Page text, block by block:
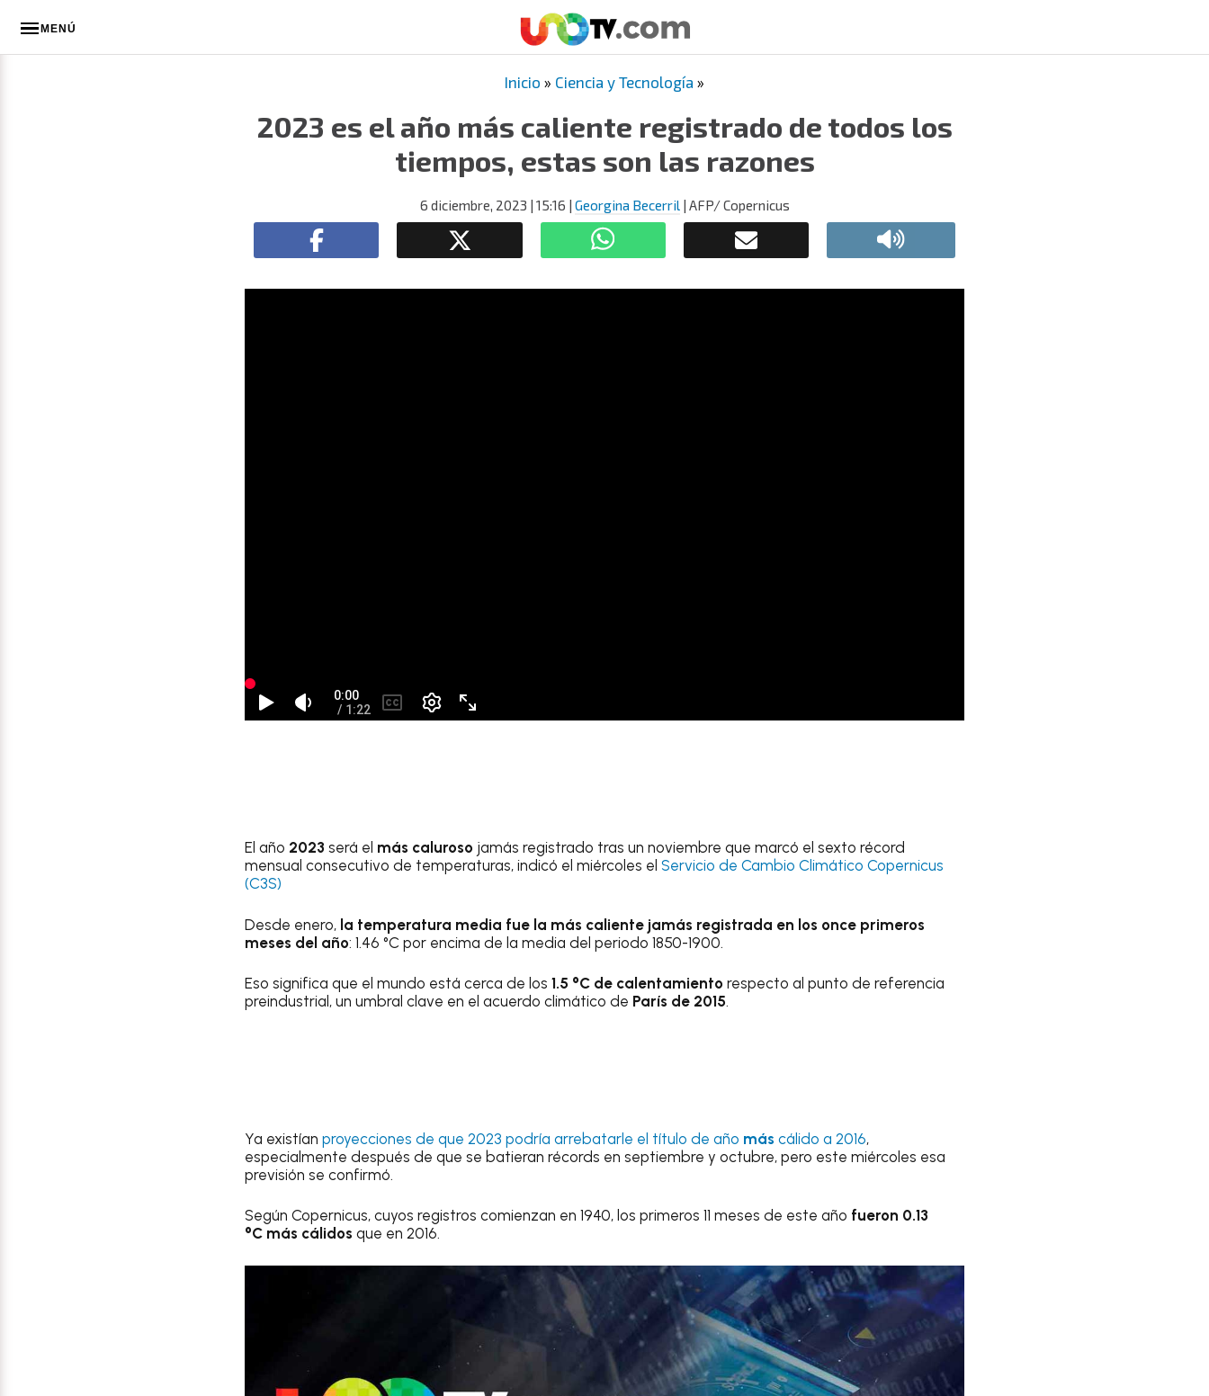
MENÚ
Inicio » Ciencia y Tecnología »
2023 es el año más caliente registrado de todos los
tiempos, estas son las razones
6 diciembre, 2023 | 15:16 | Georgina Becerril| AFP/ Copernicus
El año 2023 será el más caluroso jamás registrado tras un noviembre que marcó el sexto récord
mensual consecutivo de temperaturas, indicó el miércoles el Servicio de Cambio Climático Copernicus
(C3S)
Desde enero, la temperatura media fue la más caliente jamás registrada en los once primeros
meses del año: 1.46 °C por encima de la media del periodo 1850-1900.
Eso significa que el mundo está cerca de los 1.5 °C de calentamiento respecto al punto de referencia
preindustrial, un umbral clave en el acuerdo climático de París de 2015.
Ya existían proyecciones de que 2023 podría arrebatarle el título de año más cálido a 2016,
especialmente después de que se batieran récords en septiembre y octubre, pero este miércoles esa
previsión se confirmó.
Según Copernicus, cuyos registros comienzan en 1940, los primeros 11 meses de este año fueron 0.13
°C más cálidos que en 2016.